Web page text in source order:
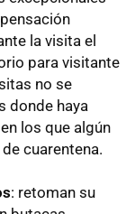
la visita el
para visitante
no se
donde haya
los que algún
cuarentena.
: retoman su